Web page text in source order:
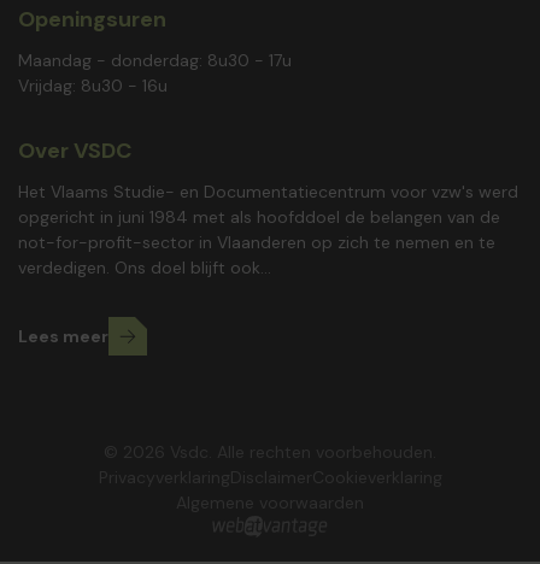
Openingsuren
Maandag - donderdag: 8u30 - 17u
Vrijdag: 8u30 - 16u
Over VSDC
Het Vlaams Studie- en Documentatiecentrum voor vzw's werd
opgericht in juni 1984 met als hoofddoel de belangen van de
not-for-profit-sector in Vlaanderen op zich te nemen en te
verdedigen. Ons doel blijft ook...
Lees meer